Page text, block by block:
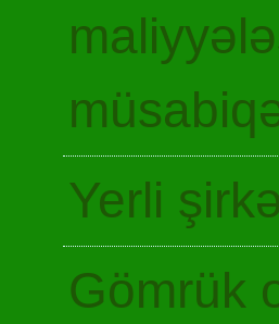
Yerli
Gömrük